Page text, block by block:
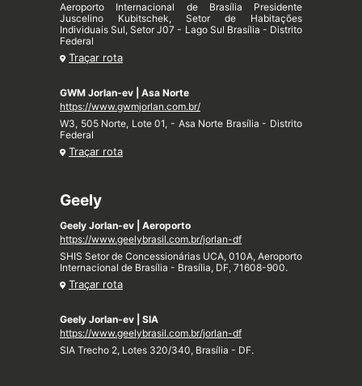
Aeroporto Internacional de Brasília Presidente
Juscelino Kubitschek, Setor de Habitações
Individuais Sul, Setor J07 - Lago Sul Brasília - Distrito
Federal
Traçar rota
GWM Jorlan-ev | Asa Norte
https://www.gwmjorlan.com.br/
W3, 505 Norte, Lote 01, - Asa Norte Brasília - Distrito
Federal
Traçar rota
Geely
Geely Jorlan-ev | Aeroporto
https://www.geelybrasil.com.br/jorlan-df
SHIS Setor de Concessionárias UCA, 010A, Aeroporto
Internacional de Brasília - Brasília, DF, 71608-900.
Traçar rota
Geely Jorlan-ev | SIA
https://www.geelybrasil.com.br/jorlan-df
SIA Trecho 2, Lotes 320/340, Brasília - DF.